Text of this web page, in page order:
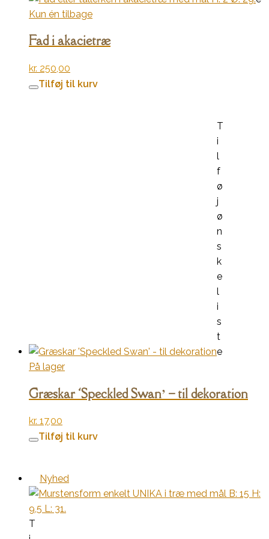
Kun én tilbage
Fad i akacietræ
kr. 250,00
Tilføj til kurv
T
i
l
f
ø
j
ø
n
s
k
e
l
i
s
t
e
På lager
Græskar ‘Speckled Swan’ – til dekoration
kr. 17,00
Tilføj til kurv
Nyhed
T